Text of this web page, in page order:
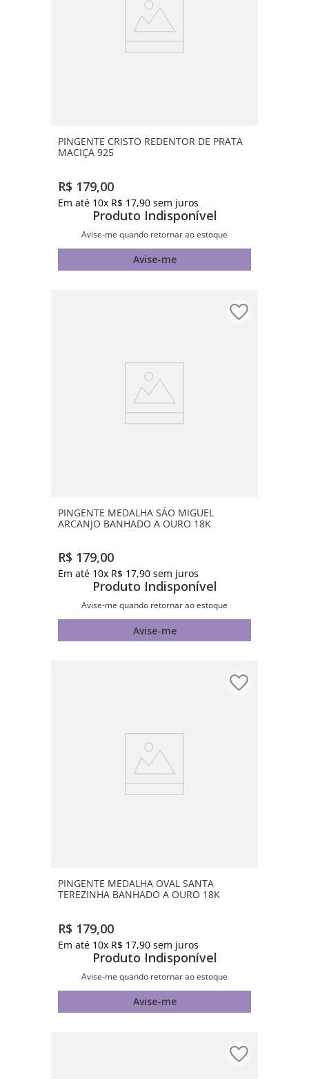
PINGENTE CRISTO REDENTOR DE PRATA
MACIÇA 925
R$ 179,00
Em até 10x R$ 17,90 sem juros
Produto Indisponível
Avise-me quando retornar ao estoque
Avise-me
PINGENTE MEDALHA SÃO MIGUEL
ARCANJO BANHADO A OURO 18K
R$ 179,00
Em até 10x R$ 17,90 sem juros
Produto Indisponível
Avise-me quando retornar ao estoque
Avise-me
PINGENTE MEDALHA OVAL SANTA
TEREZINHA BANHADO A OURO 18K
R$ 179,00
Em até 10x R$ 17,90 sem juros
Produto Indisponível
Avise-me quando retornar ao estoque
Avise-me